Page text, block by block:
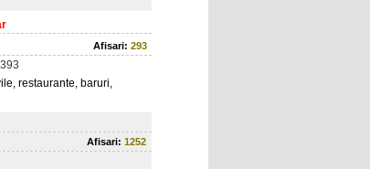
Afisari: 293
restaurante, baruri,
Afisari: 1252